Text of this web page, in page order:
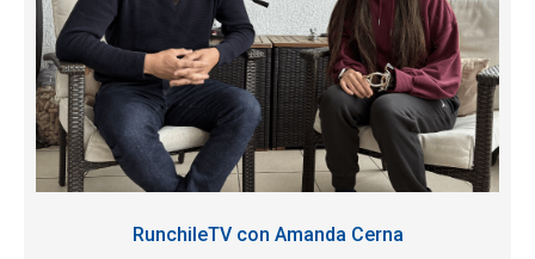
RunchileTV con Amanda Cerna